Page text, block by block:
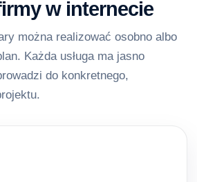
w internecie
można realizować osobno albo
Każda usługa ma jasno
do konkretnego,